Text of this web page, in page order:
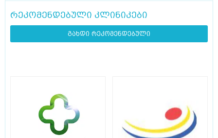
რეკომენდებული კლინიკები
გახდი რეკომენდებული